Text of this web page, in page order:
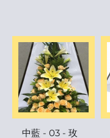
中藍 - 03 - 玫